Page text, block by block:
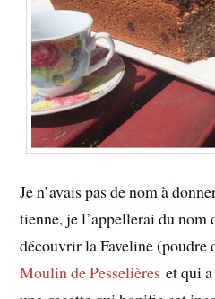
Je n’avais pas de nom à
tienne, je l’appellerai du nom
découvrir la Faveline (poudre
Moulin de Pesselières et qui